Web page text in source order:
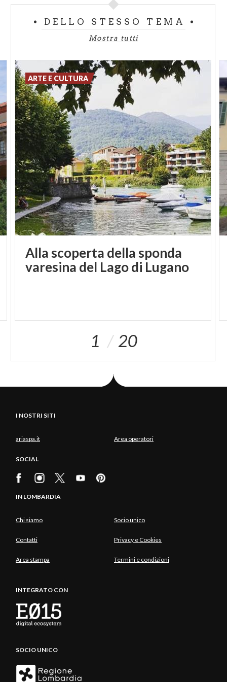
DELLO STESSO TEMA
Mostra tutti
Alla scoperta della sponda
varesina del Lago di Lugano
ARTE E CULTURA
1 20
I NOSTRI SITI
ariaspa.it Area operatori
SOCIAL
IN LOMBARDIA
Chi siamo Socio unico
Contatti Privacy e Cookies
Area stampa Termini e condizioni
INTEGRATO CON
SOCIO UNICO